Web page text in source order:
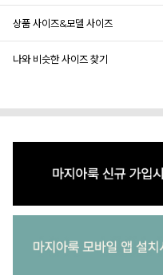
상품 사이즈&모델 사이즈
나와 비슷한 사이즈 찾기